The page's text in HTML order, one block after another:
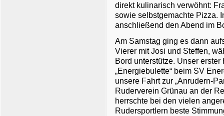
direkt kulinarisch verwöhnt:
sowie selbstgemachte Pizza.
anschließend den Abend im
Am Samstag ging es dann
Vierer mit Josi und Steffen,
Bord unterstütze. Unser
„Energiebulette“ beim SV
unsere Fahrt zur „Anrudern-
Ruderverein Grünau an der
herrschte bei den vielen
Rudersportlern beste